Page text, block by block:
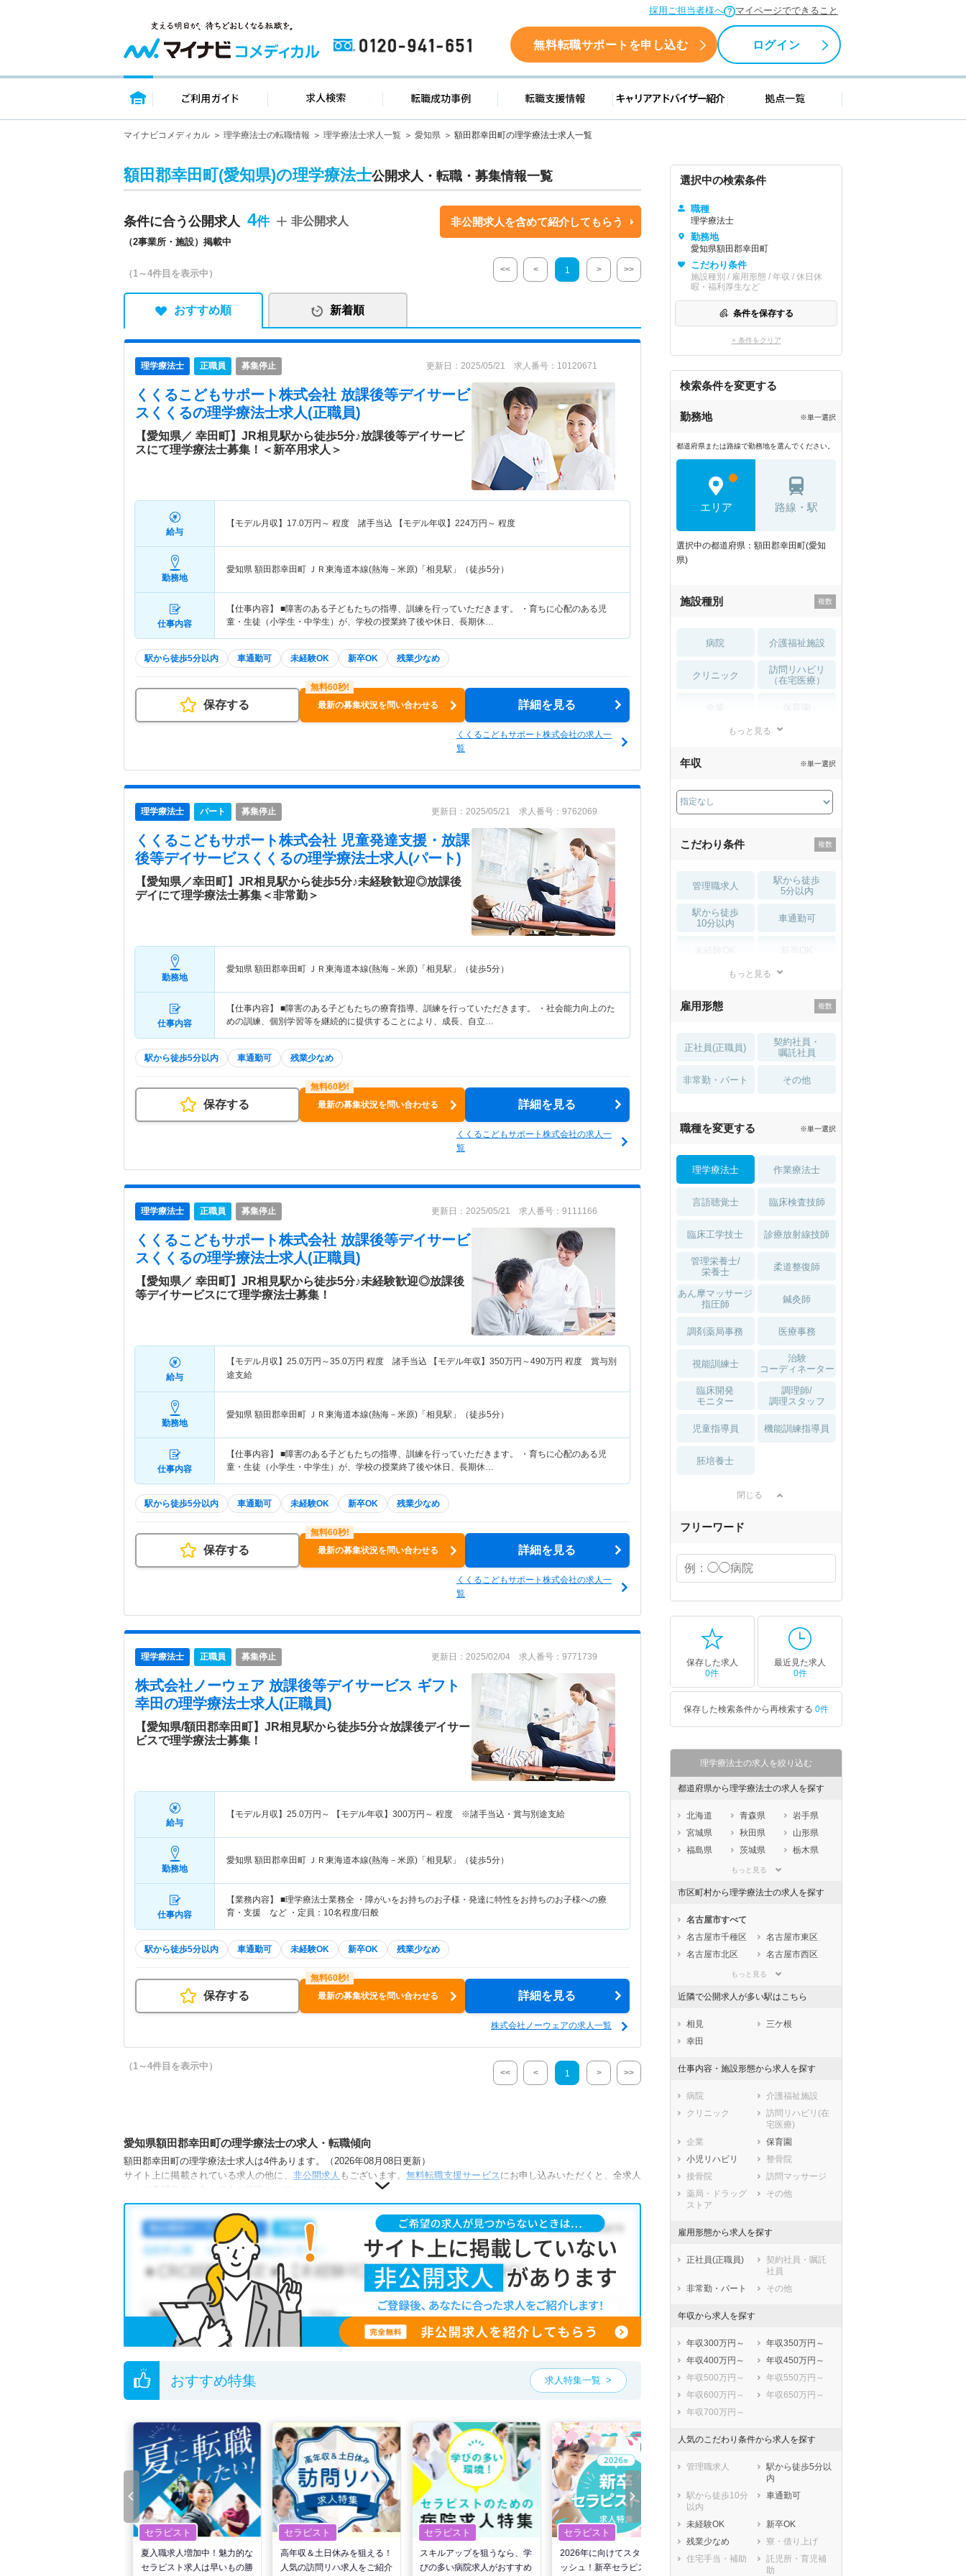
採用ご担当者様へ マイページでできること
0120-941-651 無料転職サポートを申し込む ログイン
トップページ ご利用ガイド 求人検索 転職成功事例 転職支援情報 キャリアアドバイザー紹介 拠点一覧
マイナビコメディカル 理学療法士の転職情報 理学療法士求人一覧 愛知県 額田郡幸田町の理学療法士求人一覧
額田郡幸田町(愛知県)の理学療法士公開求人・転職・募集情報一覧
条件に合う公開求人 4
（2事業所・施設）掲載中
非公開求人 非公開求人を含めて紹介してもらう
（1～4件目を表示中） << < 1 > >>
おすすめ順 新着順
理学療法士 正職員 募集停止 更新日：2025/05/21 求人番号：10120671
くくるこどもサポート株式会社 放課後等デイサービ
スくくるの理学療法士求人(正職員)
【愛知県／ 幸田町】JR相見駅から徒歩5分♪放課後等デイサービ
スにて理学療法士募集！＜新卒用求人＞
給与
【モデル月収】 17.0万円～ 程度 諸手当込 【モデル年収】 224万円～ 程度
勤務地
愛知県 額田郡幸田町 ＪＲ東海道本線(熱海－米原)「相見駅」（徒歩5分）
仕事内容
【仕事内容】 ■障害のある子どもたちの指導、訓練を行っていただきます。 ・育ちに心配のある児
童・生徒（小学生・中学生）が、学校の授業終了後や休日、長期休…
駅から徒歩5分以内 車通勤可 未経験OK 新卒OK 残業少なめ
保存する 最新の募集状況を問い合わせる 詳細を見る
くくるこどもサポート株式会社の求人一
覧
理学療法士 パート 募集停止 更新日：2025/05/21 求人番号：9762069
くくるこどもサポート株式会社 児童発達支援・放課
後等デイサービスくくるの理学療法士求人(パート)
【愛知県／幸田町】JR相見駅から徒歩5分♪未経験歓迎◎放課後
デイにて理学療法士募集＜非常勤＞
勤務地
愛知県 額田郡幸田町 ＪＲ東海道本線(熱海－米原)「相見駅」（徒歩5分）
仕事内容
【仕事内容】 ■障害のある子どもたちの療育指導、訓練を行っていただきます。 ・社会能力向上のた
めの訓練、個別学習等を継続的に提供することにより、成長、自立…
駅から徒歩5分以内 車通勤可 残業少なめ
保存する 最新の募集状況を問い合わせる 詳細を見る
くくるこどもサポート株式会社の求人一
覧
理学療法士 正職員 募集停止 更新日：2025/05/21 求人番号：9111166
くくるこどもサポート株式会社 放課後等デイサービ
スくくるの理学療法士求人(正職員)
【愛知県／ 幸田町】JR相見駅から徒歩5分♪未経験歓迎◎放課後
等デイサービスにて理学療法士募集！
給与
【モデル月収】 25.0万円～35.0万円 程度 諸手当込 【モデル年収】 350万円～490万円 程度 賞与別
途支給
勤務地
愛知県 額田郡幸田町 ＪＲ東海道本線(熱海－米原)「相見駅」（徒歩5分）
仕事内容
【仕事内容】 ■障害のある子どもたちの指導、訓練を行っていただきます。 ・育ちに心配のある児
童・生徒（小学生・中学生）が、学校の授業終了後や休日、長期休…
駅から徒歩5分以内 車通勤可 未経験OK 新卒OK 残業少なめ
保存する 最新の募集状況を問い合わせる 詳細を見る
くくるこどもサポート株式会社の求人一
覧
理学療法士 正職員 募集停止 更新日：2025/02/04 求人番号：9771739
株式会社ノーウェア 放課後等デイサービス ギフト
幸田の理学療法士求人(正職員)
【愛知県/額田郡幸田町】JR相見駅から徒歩5分☆放課後デイサー
ビスで理学療法士募集！
給与
【モデル月収】 25.0万円～ 【モデル年収】 300万円～ 程度 ※諸手当込・賞与別途支給
勤務地
愛知県 額田郡幸田町 ＪＲ東海道本線(熱海－米原)「相見駅」（徒歩5分）
仕事内容
【業務内容】 ■理学療法士業務全 ・障がいをお持ちのお子様・発達に特性をお持ちのお子様への療
育・支援 など ・定員：10名程度/日般
駅から徒歩5分以内 車通勤可 未経験OK 新卒OK 残業少なめ
保存する 最新の募集状況を問い合わせる 詳細を見る
株式会社ノーウェアの求人一覧
（1～4件目を表示中）
<< < 1 > >>
愛知県額田郡幸田町の理学療法士の求人・転職傾向
額田郡幸田町の理学療法士求人は4件あります。（2026年08月08日更新）
サイト上に掲載されている求人の他に、 非公開求人 もございます。 無料転職支援サービス にお申し込みいただくと、全求人
額田郡幸田町の理学療法士求人では以下のような条件が人気です。
新卒OK・残業少なめ ・ 未経験OK・ 正社員(正職員) ・小児リハビリ・保育園
他の条件でも人気の求人がございますので、「こだわり条件」から検索いただくか、お気軽にお問い合わせください。
全国の理学療法士求人から検索いただくことも可能です。
無料転職支援サービスにお申し込みいただくと、ご希望条件をヒアリングした上で求人をご提案いたします。
ご希望条件がまだ定まっていない方は
人気の希望条件をピックアップした求人特集をぜひご活用ください。
転職支援の他、情報収集や募集状況の確認も、お気軽にご相談ください。
おすすめ特集 求人特集一覧
セラピスト
夏入職求人増加中！魅力的な
セラピスト求人は早いもの勝
セラピスト
高年収＆土日休みを狙える！
人気の訪問リハ求人をご紹介
セラピスト
スキルアップを狙うなら、学
びの多い病院求人がおすすめ
セラピスト
2026年に向けてスタートダ
ッシュ！新卒セラピスト向け
世の中の需要の高まりととも
に増加傾向の「介護施設」求
選択中の検索条件
職種
理学療法士
勤務地
愛知県額田郡幸田町
こだわり条件
施設種別 / 雇用形態 / 年収 / 休日休
暇・福利厚生など
条件を保存する
× 条件をクリア
検索条件を変更する
勤務地 ※単一選択
都道府県または路線で勤務地を選んでください。
エリア 路線・駅
選択中の都道府県：額田郡幸田町(愛知
県)
施設種別
病院 介護福祉施設
クリニック
訪問リハビリ
（在宅医療）
薬局・
もっと見る
年収 ※単一選択
こだわり条件
管理職求人
駅から徒歩
5分以内
駅から徒歩
10分以内
車通勤可
住宅手当・補助
土日祝休 無資格 OK
積極採用中 WEB面接OK
もっと見る
雇用形態
正社員(正職員)
契約社員・
嘱託社員
非常勤・パート その他
職種を変更する ※単一選択
理学療法士 作業療法士
言語聴覚士 臨床検査技師
臨床工学技士 診療放射線技師
管理栄養士/
栄養士
柔道整復師
あん摩マッサージ
指圧師
鍼灸師
調剤薬局事務 医療事務
視能訓練士
治験
コーディネーター
臨床開発
モニター
調理師/
調理スタッフ
児童指導員 機能訓練指導員
胚培養士
閉じる
フリーワード
保存した求人
0件
最近見た求人
0件
保存した検索条件から再検索する 0件
理学療法士の求人を絞り込む
都道府県から理学療法士の求人を探す
北海道 青森県
岩手県
宮城県
秋田県
山形県
福島県
茨城県
栃木県
埼玉県
石川県
福井県
静岡県
愛知県
三重県
滋賀県
京都府
大阪府
奈良県
香川県
愛媛県
福岡県
鹿児島県
沖縄県
もっと見る
市区町村から理学療法士の求人を探す
名古屋市すべて
名古屋市千種区
名古屋市東区
名古屋市北区
名古屋市西区
名古屋市中村区
名古屋市中区
名古屋市港区
名古屋市南区
名古屋市守山区
市部
豊橋市
岡崎市
一宮市
瀬戸市
春日井市
豊川市
津島市
碧南市
刈谷市
豊田市
安城市
西尾市
蒲郡市
江南市
小牧市
東海市
大府市
知多市
知立市
岩倉市
海部郡蟹江町
海部郡飛島村
知多郡東浦町
知多郡南知多町
知多郡美浜町
知多郡武豊町
額田郡幸田町
北設楽郡設楽町
北設楽郡東栄町
北設楽郡豊根村
もっと見る
近隣で公開求人が多い駅はこちら
相見
三ケ根
幸田
仕事内容・施設形態から求人を探す
病院
介護福祉施設
クリニック
訪問リハビリ(在
宅医療)
企業
保育園
小児リハビリ
整骨院
接骨院
訪問マッサージ
薬局・ドラッグ
ストア
その他
雇用形態から求人を探す
正社員(正職員)
契約社員・嘱託
社員
非常勤・パート
その他
年収から求人を探す
年収300万円～
年収350万円～
年収400万円～
年収450万円～
年収500万円～
年収550万円～
年収600万円～
年収650万円～
年収700万円～
人気のこだわり条件から求人を探す
管理職求人
駅から徒歩5分以
内
駅から徒歩10分
以内
車通勤可
未経験OK
新卒OK
残業少なめ
寮・借り上げ
住宅手当・補助
託児所・育児補
助